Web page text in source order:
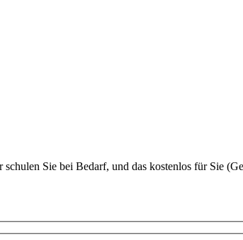
Sie bei Bedarf, und das kostenlos für Sie